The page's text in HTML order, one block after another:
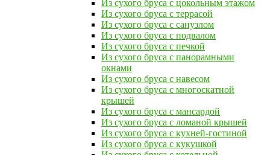
Из сухого бруса с цокольным этажом
Из сухого бруса с террасой
Из сухого бруса с санузлом
Из сухого бруса с подвалом
Из сухого бруса с печкой
Из сухого бруса с панорамными
окнами
Из сухого бруса с навесом
Из сухого бруса с многоскатной
крышей
Из сухого бруса с мансардой
Из сухого бруса с ломаной крышей
Из сухого бруса с кухней-гостиной
Из сухого бруса с кукушкой